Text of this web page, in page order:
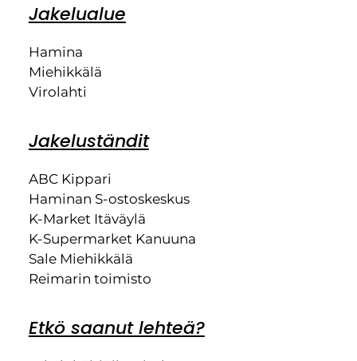
Jakelualue
Hamina
Miehikkälä
Virolahti
Jakeluständit
ABC Kippari
Haminan S-ostoskeskus
K-Market Itäväylä
K-Supermarket Kanuuna
Sale Miehikkälä
Reimarin toimisto
Etkö saanut lehteä?